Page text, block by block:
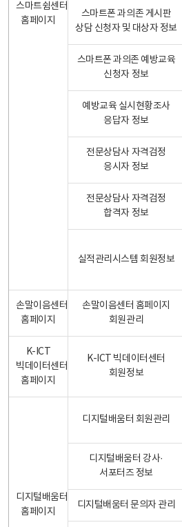
스마트쉼센터
홈페이지
스마트폰 과의존 게시판
상담 신청자 및 대상자 정보
스마트폰 과의존 예방교육
신청자 정보
예방교육 실시현황조사
응답자 정보
전문상담사 자격검정
응시자 정보
전문상담사 자격검정
합격자 정보
실적관리시스템 회원정보
손말이음센터
홈페이지
손말이음센터 홈페이지
회원관리
K-ICT
빅데이터센터
홈페이지
K-ICT 빅데이터센터
회원정보
디지털배움터
홈페이지
디지털배움터 회원관리
디지털배움터 강사·
서포터즈 정보
디지털배움터 문의자 관리